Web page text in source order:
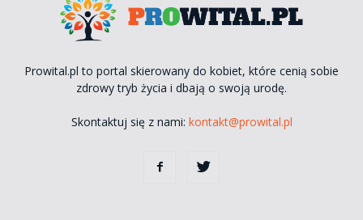
Prowital.pl to portal skierowany do kobiet, które cenią sobie
zdrowy tryb życia i dbają o swoją urodę.
Skontaktuj się z nami: kontakt@prowital.pl